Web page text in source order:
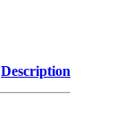
Description